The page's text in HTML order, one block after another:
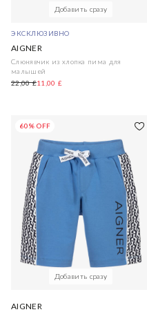
Добавить сразу
ЭКСКЛЮЗИВНО
AIGNER
Слюнявчик из хлопка пима для
малышей
22,00 £11,00 £
60% OFF
Добавить сразу
AIGNER